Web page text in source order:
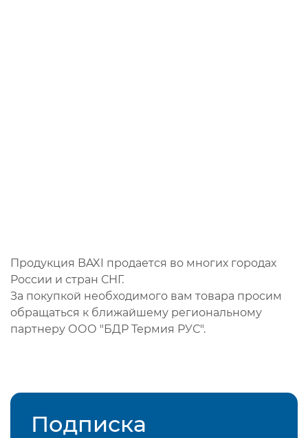
Продукция BAXI продается во многих городах
России и стран СНГ.
За покупкой необходимого вам товара просим
обращаться к ближайшему региональному
партнеру ООО "БДР Термия РУС".
Подписка